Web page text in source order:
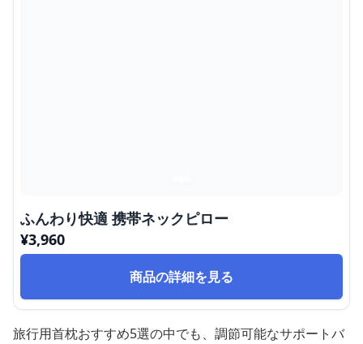
ふんわり快適 携帯ネックピロー
¥3,960
商品の詳細を見る
旅行用首枕おすすめ5選の中でも、調節可能なサポートバ